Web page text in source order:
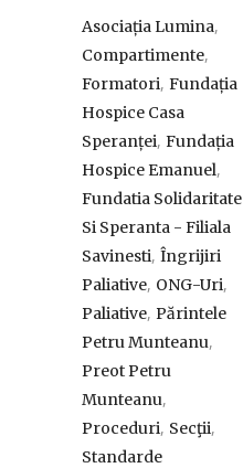
Asociația Lumina,
Compartimente,
Formatori, Fundația
Hospice Casa
Speranței, Fundația
Hospice Emanuel,
Fundatia Solidaritate
Si Speranta - Filiala
Savinesti, Îngrijiri
Paliative, ONG-Uri,
Paliative, Părintele
Petru Munteanu,
Preot Petru
Munteanu,
Proceduri, Secţii,
Standarde